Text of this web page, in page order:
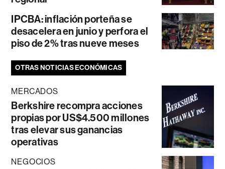
IPCBA: inflación porteña se
desacelera en junio y perfora el
piso de 2% tras nueve meses
OTRAS NOTICIAS ECONÓMICAS
MERCADOS
Berkshire recompra acciones
propias por US$4.500 millones
tras elevar sus ganancias
operativas
NEGOCIOS